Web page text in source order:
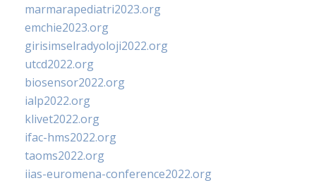
marmarapediatri2023.org
emchie2023.org
girisimselradyoloji2022.org
utcd2022.org
biosensor2022.org
ialp2022.org
klivet2022.org
ifac-hms2022.org
taoms2022.org
iias-euromena-conference2022.org